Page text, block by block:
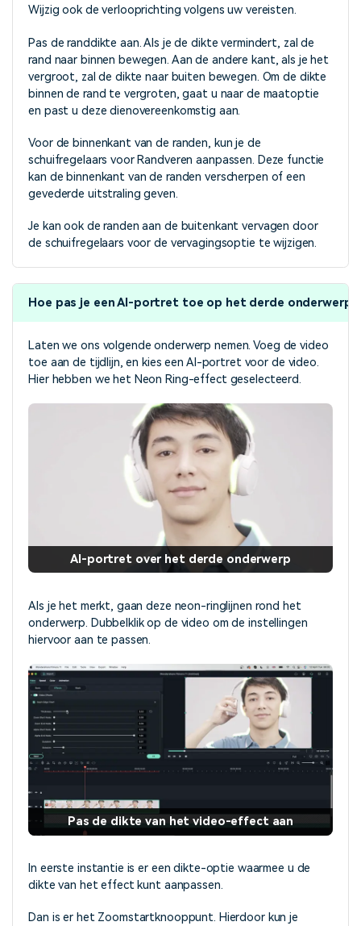
Wijzig ook de verlooprichting volgens uw vereisten.
Pas de randdikte aan. Als je de dikte vermindert, zal de
rand naar binnen bewegen. Aan de andere kant, als je het
vergroot, zal de dikte naar buiten bewegen. Om de dikte
binnen de rand te vergroten, gaat u naar de maatoptie
en past u deze dienovereenkomstig aan.
Voor de binnenkant van de randen, kun je de
schuifregelaars voor Randveren aanpassen. Deze functie
kan de binnenkant van de randen verscherpen of een
gevederde uitstraling geven.
Je kan ook de randen aan de buitenkant vervagen door
de schuifregelaars voor de vervagingsoptie te wijzigen.
Hoe pas je een AI-portret toe op het derde onderwerp?
Laten we ons volgende onderwerp nemen. Voeg de video
toe aan de tijdlijn, en kies een AI-portret voor de video.
Hier hebben we het Neon Ring-effect geselecteerd.
AI-portret over het derde onderwerp
Als je het merkt, gaan deze neon-ringlijnen rond het
onderwerp. Dubbelklik op de video om de instellingen
hiervoor aan te passen.
Pas de dikte van het video-effect aan
In eerste instantie is er een dikte-optie waarmee u de
dikte van het effect kunt aanpassen.
Dan is er het Zoomstartknooppunt. Hierdoor kun je